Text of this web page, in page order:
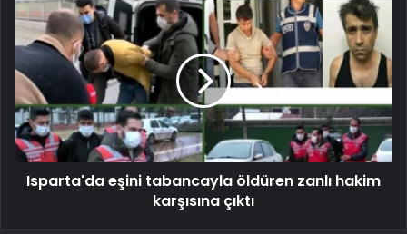
Isparta'da eşini tabancayla öldüren zanlı hakim
karşısına çıktı